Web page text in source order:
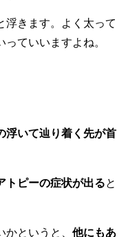
浮きます。よく太って
ていいますよね。
浮いて辿り着く先が首
トピーの症状が出ると
というと、 他にもあ